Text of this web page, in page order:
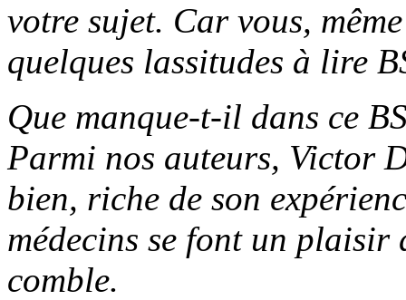
votre sujet. Car vous,
quelques lassitudes à lire
Que manque-t-il dans ce
Parmi nos auteurs, Victor
bien, riche de son
médecins se font un plaisir
comble.